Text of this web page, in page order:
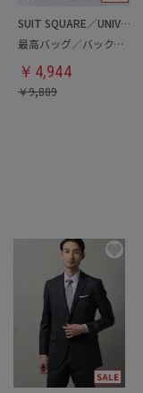
SUIT SQUARE／UNIVERSAL LANGUAGE
最高バッグ／バックパック
￥ 4,944
￥9,889